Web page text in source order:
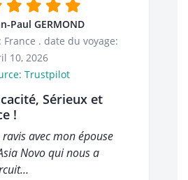
Paul GERMOND
France . date du voyage:
10, 2026
Trustpilot
Sérieux et
!
avec mon épouse
Novo qui nous a